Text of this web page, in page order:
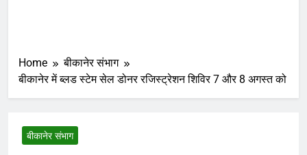
Home
बीकानेर संभाग
बीकानेर में ब्लड स्टेम सेल डोनर रजिस्ट्रेशन शिविर 7 और 8 अगस्त को
बीकानेर संभाग